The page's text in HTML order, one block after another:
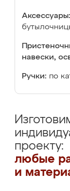
Аксессуары:
навески,
Ручки: по
проекту:
любые
и